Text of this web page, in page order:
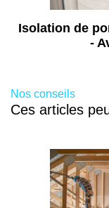
Isolation de
-
Nos conseils
Ces articles